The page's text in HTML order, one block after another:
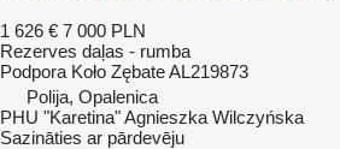
1 626 € 7 000 PLN
Rezerves daļas - rumba
Podpora Koło Zębate AL219873
Polija, Opalenica
PHU "Karetina" Agnieszka Wilczyńska
Sazināties ar pārdevēju